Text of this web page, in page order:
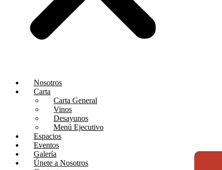
Nosotros
Carta
Carta General
Vinos
Desayunos
Menú Ejecutivo
Espacios
Eventos
Galería
Únete a Nosotros